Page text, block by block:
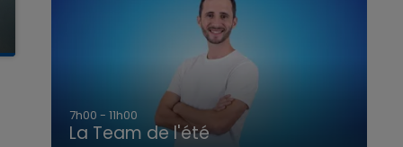
7h00 - 11h00
La Team de l'été